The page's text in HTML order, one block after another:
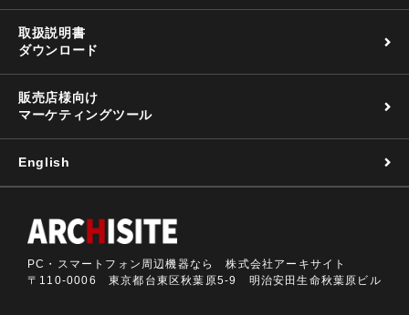
取扱説明書
ダウンロード
販売店様向け
マーケティングツール
English
PC・スマートフォン周辺機器なら 株式会社アーキサイト
〒110-0006 東京都台東区秋葉原5-9 明治安田生命秋葉原ビル